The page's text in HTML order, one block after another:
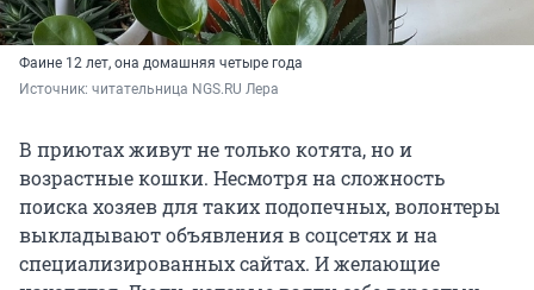
Фаине 12 лет, она домашняя четыре года
Источник: читательница NGS.RU Лера
В приютах живут не только котята, но и
возрастные кошки. Несмотря на сложность
поиска хозяев для таких подопечных, волонтеры
выкладывают объявления в соцсетях и на
специализированных сайтах. И желающие